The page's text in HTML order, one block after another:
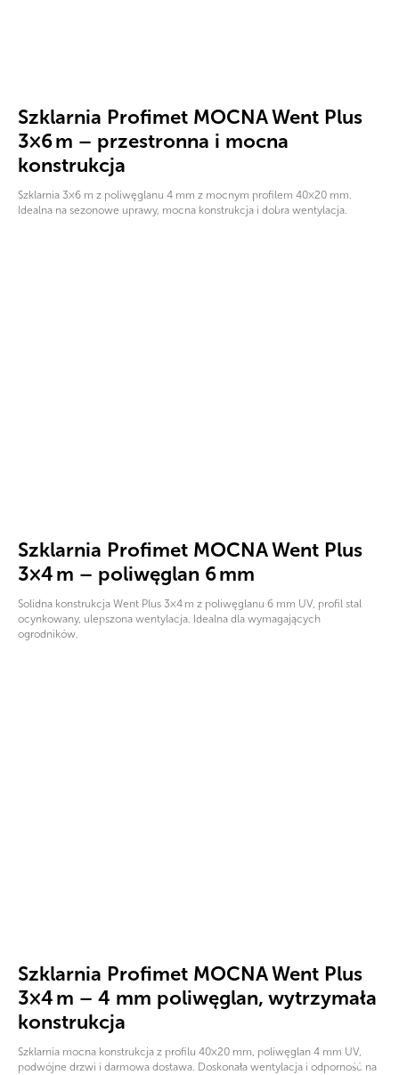
Szklarnia Profimet MOCNA Went Plus
3×6 m – przestronna i mocna
konstrukcja
Szklarnia 3×6 m z poliwęglanu 4 mm z mocnym profilem 40×20 mm.
Idealna na sezonowe uprawy, mocna konstrukcja i dobra wentylacja.
Szklarnia Profimet MOCNA Went Plus
3×4 m – poliwęglan 6 mm
Solidna konstrukcja Went Plus 3×4 m z poliwęglanu 6 mm UV, profil stal
ocynkowany, ulepszona wentylacja. Idealna dla wymagających
ogrodników.
Szklarnia Profimet MOCNA Went Plus
3×4 m – 4 mm poliwęglan, wytrzymała
konstrukcja
Szklarnia mocna konstrukcja z profilu 40×20 mm, poliwęglan 4 mm UV,
podwójne drzwi i darmowa dostawa. Doskonała wentylacja i odporność na